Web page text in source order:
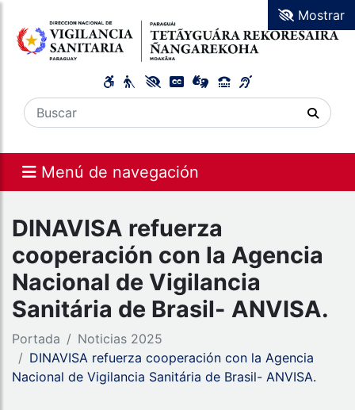
Menú de navegación
Mostrar
DINAVISA refuerza
cooperación con la Agencia
Nacional de Vigilancia
Sanitária de Brasil- ANVISA.
Portada
Noticias 2025
DINAVISA refuerza cooperación con la Agencia
Nacional de Vigilancia Sanitária de Brasil- ANVISA.